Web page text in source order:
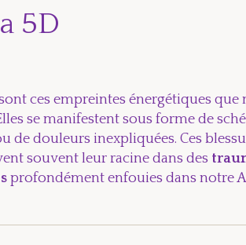
5D
ces empreintes énergétiques
se manifestent sous forme de
de douleurs inexpliquées. Ces
souvent leur racine dans des
profondément enfouies dans notre